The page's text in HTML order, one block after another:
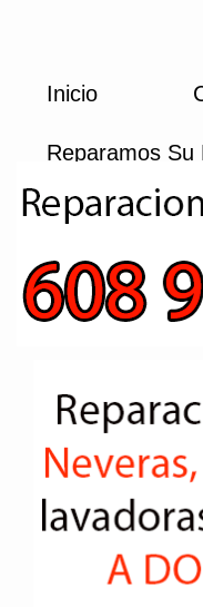
Inicio
Reparamos